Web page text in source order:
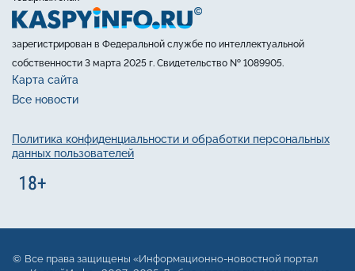
зарегистрирован в Федеральной службе по интеллектуальной
собственности 3 марта 2025 г. Свидетельство № 1089905.
Карта сайта
Все новости
Политика конфиденциальности и обработки персональных
данных пользователей
Все права защищены «Информационно-новостной портал